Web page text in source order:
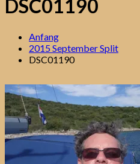
DSC01190
Anfang
2015 September Split
DSC01190